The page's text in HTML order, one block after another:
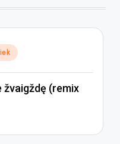
žvaigždę (remix